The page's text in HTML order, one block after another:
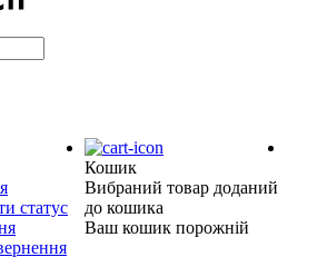
статус
Кошик
Вибраний товар доданий
до кошика
Ваш кошик порожній